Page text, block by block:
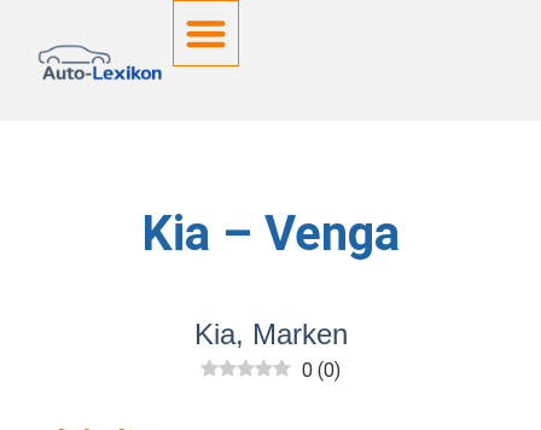
Kia – Venga
Kia, Marken
0 (0)